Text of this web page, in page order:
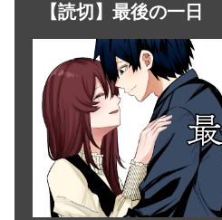
【読切】最後の一日